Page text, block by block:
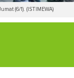
(6/1). (ISTIMEWA)